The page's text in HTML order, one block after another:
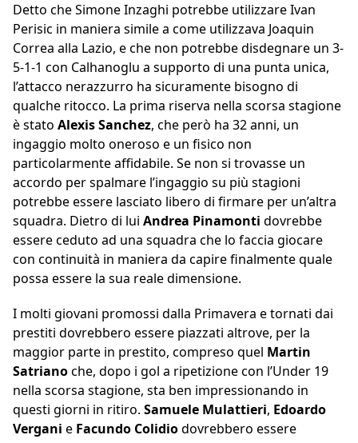
Detto che Simone Inzaghi potrebbe utilizzare Ivan
Perisic in maniera simile a come utilizzava Joaquin
Correa alla Lazio, e che non potrebbe disdegnare un 3-
5-1-1 con Calhanoglu a supporto di una punta unica,
l’attacco nerazzurro ha sicuramente bisogno di
qualche ritocco. La prima riserva nella scorsa stagione
è stato Alexis Sanchez, che però ha 32 anni, un
ingaggio molto oneroso e un fisico non
particolarmente affidabile. Se non si trovasse un
accordo per spalmare l’ingaggio su più stagioni
potrebbe essere lasciato libero di firmare per un’altra
squadra. Dietro di lui Andrea Pinamonti dovrebbe
essere ceduto ad una squadra che lo faccia giocare
con continuità in maniera da capire finalmente quale
possa essere la sua reale dimensione.
I molti giovani promossi dalla Primavera e tornati dai
prestiti dovrebbero essere piazzati altrove, per la
maggior parte in prestito, compreso quel Martin
Satrianoche, dopo i gol a ripetizione con l’Under 19
nella scorsa stagione, sta ben impressionando in
questi giorni in ritiro. Samuele Mulattieri, Edoardo
Vergani e Facundo Colidiodovrebbero essere